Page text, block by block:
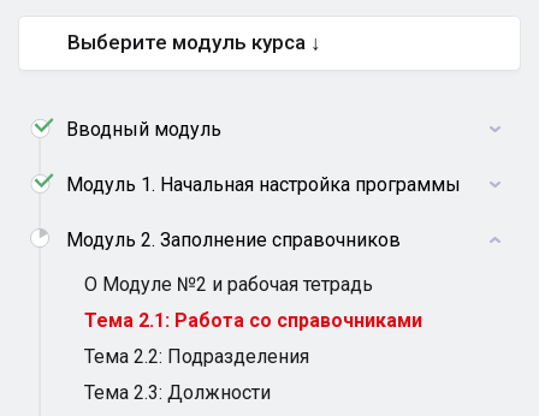
Выберите модуль курса ↓
Вводный модуль
Модуль 1. Начальная настройка программы
Модуль 2. Заполнение справочников
О Модуле №2 и рабочая тетрадь
Тема 2.1: Работа со справочниками
Тема 2.2: Подразделения
Тема 2.3: Должности